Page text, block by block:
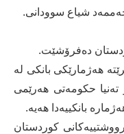
شیاع سوودانی.
دەفرۆشێت.
هەژمارێکی بانکی لە
تەنیا حکومەتی هەرێمی
بانکییەدا هەیە.
کوردستان